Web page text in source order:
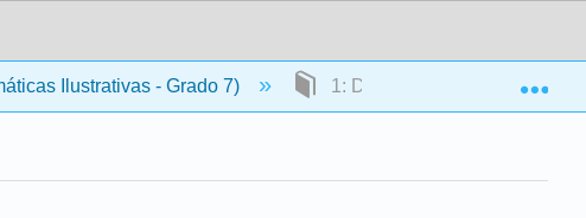
Ilustrativas - Grado 7) 1: Dibujos a Escala